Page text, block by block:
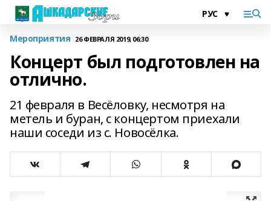
Мероприятия 26 ФЕВРАЛЯ 2019, 06:30
Концерт был подготовлен на
отлично.
21 февраля в Весёловку, несмотря на
метель и буран, с концертом приехали
наши соседи из с. Новосёлка.